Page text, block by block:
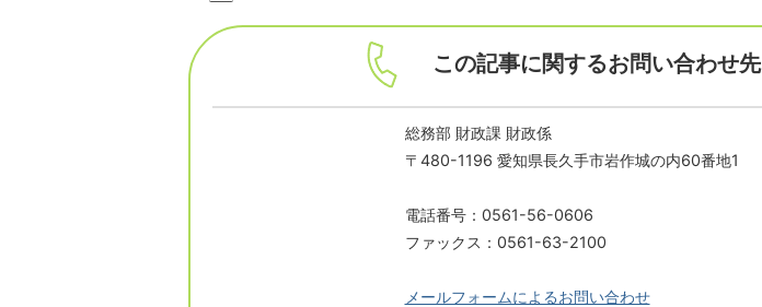
この記事に関するお問い合わせ先
総務部 財政課 財政係
〒480-1196 愛知県長久手市岩作城の内60番地1
電話番号：0561-56-0606
ファックス：0561-63-2100
メールフォームによるお問い合わせ